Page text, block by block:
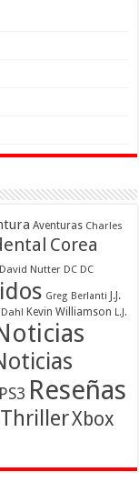
Aventuras Charles
Corea
David Nutter DC DC
Greg Berlanti
J.J.
Kevin Williamson L.J.
PS3 Reseñas
ThrillerXbox